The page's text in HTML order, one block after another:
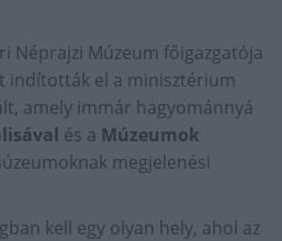
Néprajzi Múzeum főigazgatója
indították el a minisztérium
amely immár hagyománnyá
és a Múzeumok
megjelenési
kell egy olyan hely, ahol az